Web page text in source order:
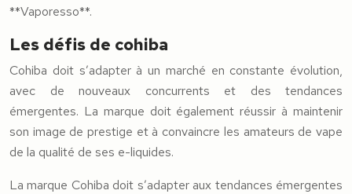
**Vaporesso**.
Les défis de cohiba
Cohiba doit s’adapter à un marché en constante évolution,
avec de nouveaux concurrents et des tendances
émergentes. La marque doit également réussir à maintenir
son image de prestige et à convaincre les amateurs de vape
de la qualité de ses e-liquides.
La marque Cohiba doit s’adapter aux tendances émergentes